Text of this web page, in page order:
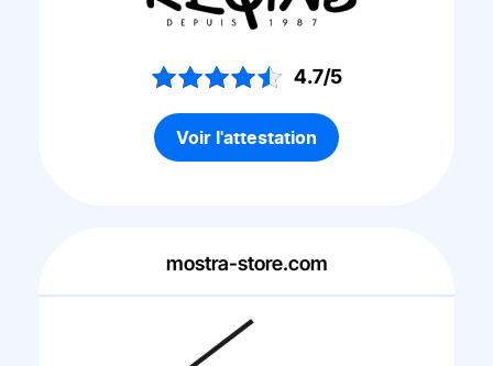
4.7/5
Voir l'attestation
mostra-store.com